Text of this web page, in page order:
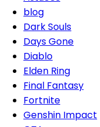
blog
Dark Souls
Days Gone
Diablo
Elden Ring
Final Fantasy
Fortnite
Genshin Impact